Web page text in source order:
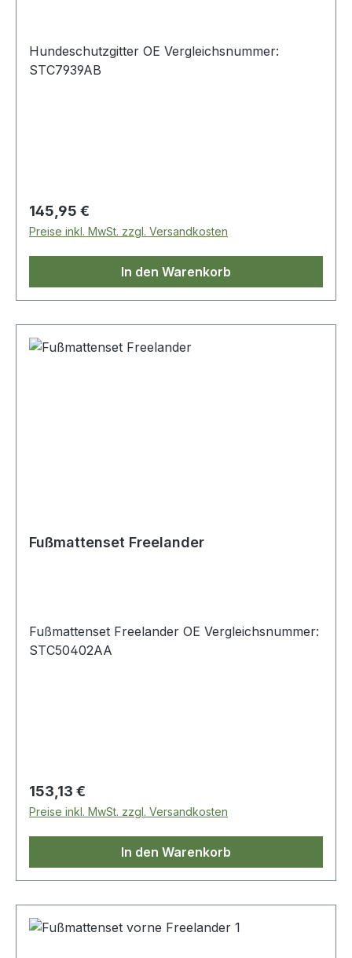
Hundeschutzgitter OE Vergleichsnummer:
STC7939AB
Regulärer Preis:
145,95 €
Preise inkl. MwSt. zzgl. Versandkosten
In den Warenkorb
Fußmattenset Freelander
Fußmattenset Freelander OE Vergleichsnummer:
STC50402AA
Regulärer Preis:
153,13 €
Preise inkl. MwSt. zzgl. Versandkosten
In den Warenkorb